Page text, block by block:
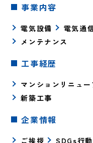
事業内容
電気設備 電気通
メンテナンス
工事経歴
マンションリニュ
新築工事
企業情報
ご挨拶 SDGs行